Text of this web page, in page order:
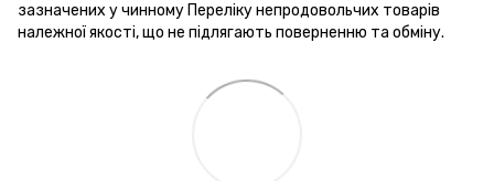
зазначених у чинному Переліку непродовольчих товарів
належної якості, що не підлягають поверненню та обміну.